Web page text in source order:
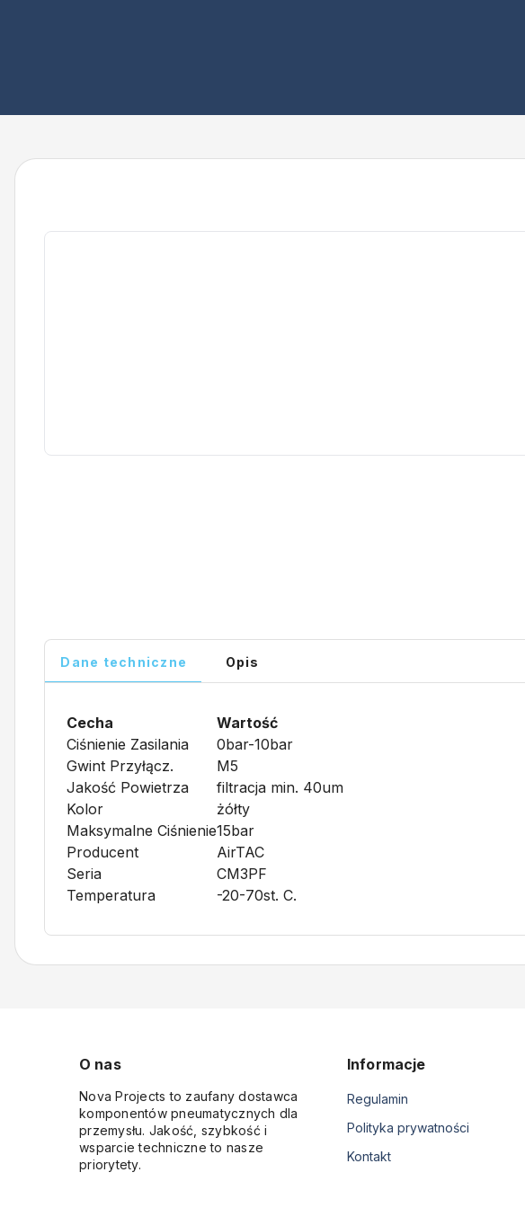
Dane techniczne Opis
Cecha
Wartość
Ciśnienie Zasilania
0bar-10bar
Gwint Przyłącz.
M5
Jakość Powietrza
filtracja min. 40um
Kolor
żółty
Maksymalne Ciśnienie15bar
Producent
AirTAC
Seria
CM3PF
Temperatura
-20-70st. C.
O nas
Nova Projects to zaufany dostawca
komponentów pneumatycznych dla
przemysłu. Jakość, szybkość i
wsparcie techniczne to nasze
priorytety.
Informacje
Regulamin
Polityka prywatności
Kontakt